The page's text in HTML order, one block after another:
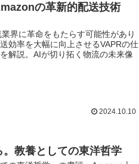
の革新的配送技術
界に革命をもたらす可能性があり
効率を大幅に向上させるVAPRの仕
解説。AIが切り拓く物流の未来像
2024.10.10
教養としての東洋哲学